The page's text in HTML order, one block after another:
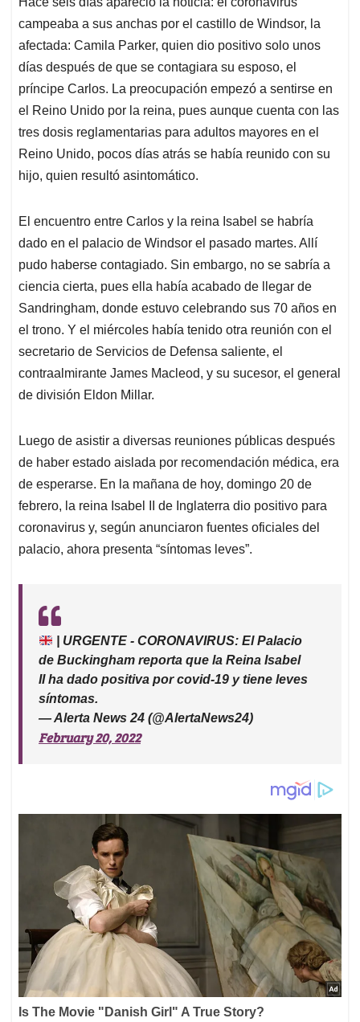
s
A
p
p
b
o
o
k
e
d
I
n
l
a
d
s
campeaba a sus anchas por el castillo de Windsor, la
afectada: Camila Parker, quien dio positivo solo unos
días después de que se contagiara su esposo, el
príncipe Carlos. La preocupación empezó a sentirse en
el Reino Unido por la reina, pues aunque cuenta con las
tres dosis reglamentarias para adultos mayores en el
Reino Unido, pocos días atrás se había reunido con su
hijo, quien resultó asintomático.
El encuentro entre Carlos y la reina Isabel se habría
dado en el palacio de Windsor el pasado martes. Allí
pudo haberse contagiado. Sin embargo, no se sabría a
ciencia cierta, pues ella había acabado de llegar de
Sandringham, donde estuvo celebrando sus 70 años en
el trono. Y el miércoles había tenido otra reunión con el
secretario de Servicios de Defensa saliente, el
contraalmirante James Macleod, y su sucesor, el general
de división Eldon Millar.
Luego de asistir a diversas reuniones públicas después
de haber estado aislada por recomendación médica, era
de esperarse. En la mañana de hoy, domingo 20 de
febrero, la reina Isabel II de Inglaterra dio positivo para
coronavirus y, según anunciaron fuentes oficiales del
palacio, ahora presenta “síntomas leves”.
| URGENTE - CORONAVIRUS: El Palacio
de Buckingham reporta que la Reina Isabel
II ha dado positiva por covid-19 y tiene leves
síntomas.
— Alerta News 24 (@AlertaNews24)
February 20, 2022